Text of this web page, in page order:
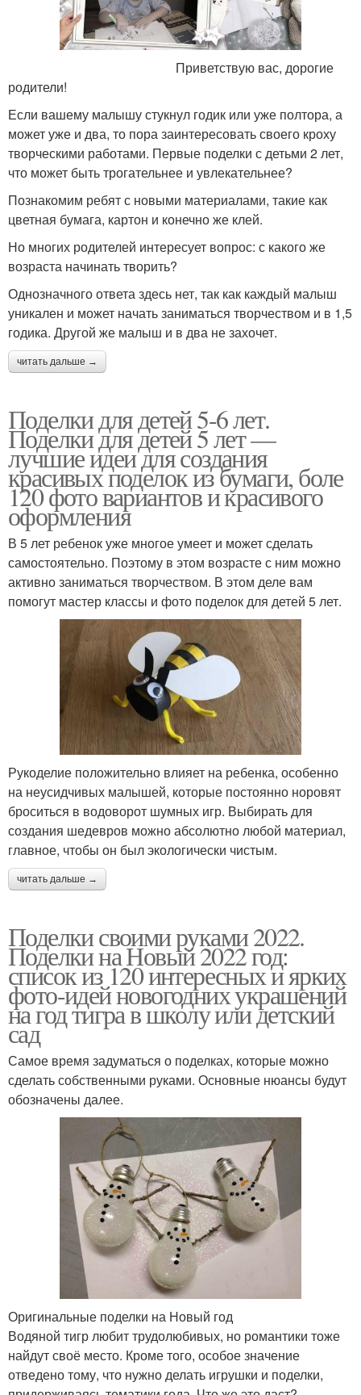
Приветствую вас, дорогие
родители!
Если вашему малышу стукнул годик или уже полтора, а
может уже и два, то пора заинтересовать своего кроху
творческими работами. Первые поделки с детьми 2 лет,
что может быть трогательнее и увлекательнее?
Познакомим ребят с новыми материалами, такие как
цветная бумага, картон и конечно же клей.
Но многих родителей интересует вопрос: с какого же
возраста начинать творить?
Однозначного ответа здесь нет, так как каждый малыш
уникален и может начать заниматься творчеством и в 1,5
годика. Другой же малыш и в два не захочет.
читать дальше →
Поделки для детей 5-6 лет.
Поделки для детей 5 лет —
лучшие идеи для создания
красивых поделок из бумаги, боле
120 фото вариантов и красивого
оформления
В 5 лет ребенок уже многое умеет и может сделать
самостоятельно. Поэтому в этом возрасте с ним можно
активно заниматься творчеством. В этом деле вам
помогут мастер классы и фото поделок для детей 5 лет.
Рукоделие положительно влияет на ребенка, особенно
на неусидчивых малышей, которые постоянно норовят
броситься в водоворот шумных игр. Выбирать для
создания шедевров можно абсолютно любой материал,
главное, чтобы он был экологически чистым.
читать дальше →
Поделки своими руками 2022.
Поделки на Новый 2022 год:
список из 120 интересных и ярких
фото-идей новогодних украшений
на год тигра в школу или детский
сад
Самое время задуматься о поделках, которые можно
сделать собственными руками. Основные нюансы будут
обозначены далее.
Оригинальные поделки на Новый год
Водяной тигр любит трудолюбивых, но романтики тоже
найдут своё место. Кроме того, особое значение
отведено тому, что нужно делать игрушки и поделки,